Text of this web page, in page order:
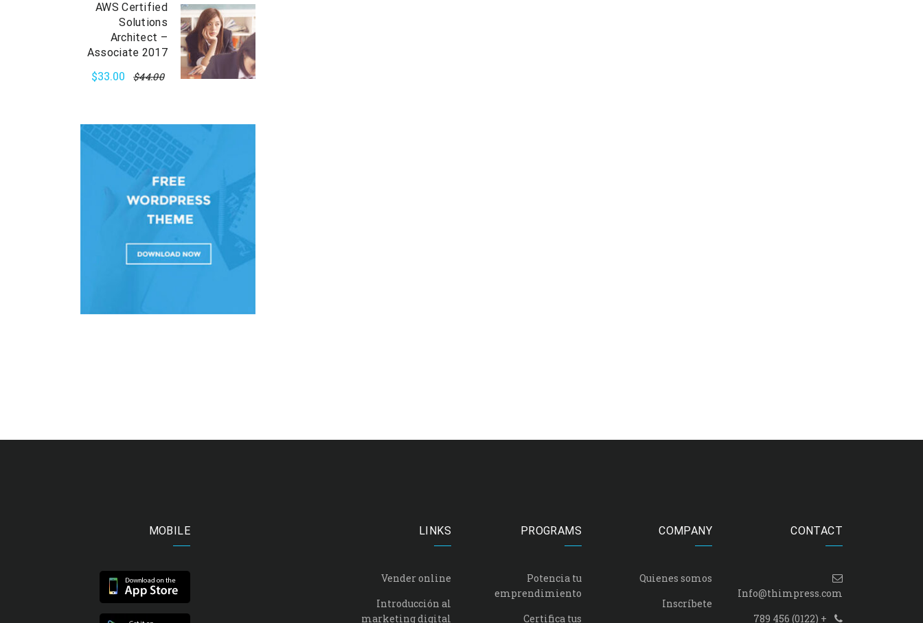
AWS Certified
Solutions
Architect –
Associate 2017
$44.00
$33.00
CONTACT
Info@thimpress.com
+ (0122) 456 789
COMPANY
Quienes somos
Inscríbete
PROGRAMS
Potencia tu
emprendimiento
Certifica tus
LINKS
Vender online
Introducción al
marketing digital
MOBILE